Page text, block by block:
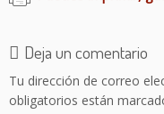
Deja un comentario
Tu dirección de correo
obligatorios están